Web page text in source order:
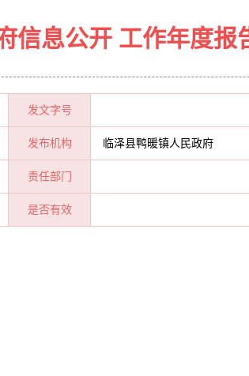
信息公开 工作年度报
发文字号
发布机构 临泽县鸭暖镇人民政府
责任部门
是否有效